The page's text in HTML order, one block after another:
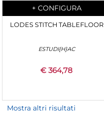
Quantità
+ CONFIGURA
LODES STITCH TABLEFLOOR
ESTUDI{H}AC
€ 364,78
Mostra altri risultati